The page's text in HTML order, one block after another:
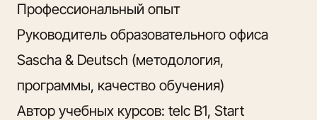
Профессиональный опыт
Руководитель образовательного офиса
Sascha & Deutsch (методология,
программы, качество обучения)
Автор учебных курсов: telc B1, Start